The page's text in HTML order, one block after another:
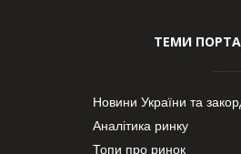
ТЕМИ
Новини України та
Аналітика ринку
Топи про ринок